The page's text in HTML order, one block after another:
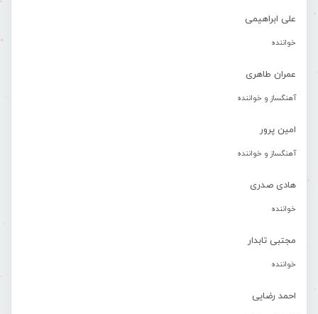
علی ابراهیمی
خواننده
عمران طاهری
آهنگساز و خواننده
امین پرور
آهنگساز و خواننده
هادی صدری
خواننده
مجتبی تابدار
خواننده
احمد رضایی